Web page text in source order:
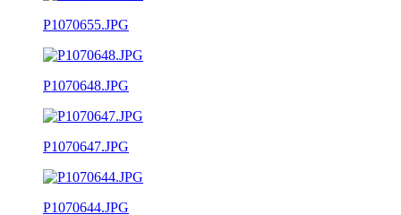
P1070655.JPG
P1070648.JPG
P1070647.JPG
P1070644.JPG